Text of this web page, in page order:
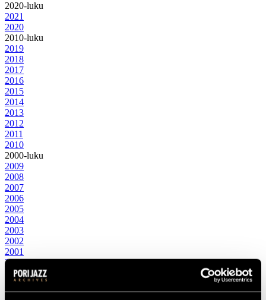
2020-luku
2021
2020
2010-luku
2019
2018
2017
2016
2015
2014
2013
2012
2011
2010
2000-luku
2009
2008
2007
2006
2005
2004
2003
2002
2001
2000
1990-luku
1999
1998